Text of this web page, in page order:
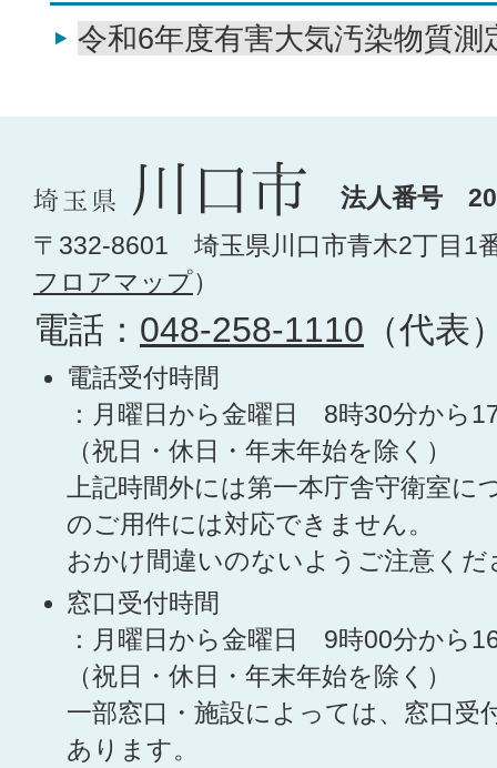
令和6年度有害大気汚染物質
法人番号
〒332-8601 埼玉県川口市青木2丁目1
フロアマップ）
電話： 048-258-1110 （代表
電話受付時間
：月曜日から金曜日 8時30分から
（祝日・休日・年末年始を除く）
上記時間外には第一本庁舎守衛室に
のご用件には対応できません。
おかけ間違いのないようご注意くだ
窓口受付時間
：月曜日から金曜日 9時00分から
（祝日・休日・年末年始を除く）
一部窓口・施設によっては、窓口受
あります。